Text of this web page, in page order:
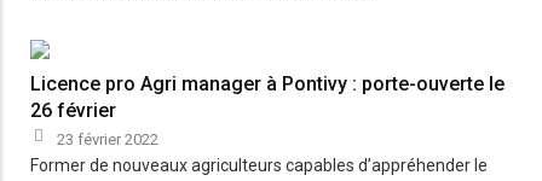
Licence pro Agri manager à Pontivy : porte-ouverte le
26 février
23 février 2022
Former de nouveaux agriculteurs capables d’appréhender le